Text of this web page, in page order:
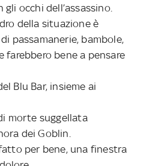
occhi dell’assassino.
della situazione è
passamanerie, bambole,
farebbero bene a pensare
Blu Bar, insieme ai
morte suggellata
dei Goblin.
per bene, una finestra